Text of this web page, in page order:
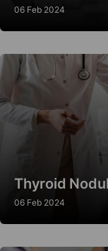
06 Feb 2024
Thyroid
06 Feb 2024